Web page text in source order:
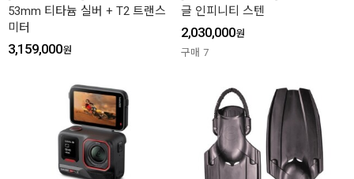
53mm 티타늄 실버 + T2 트랜스
미터
3,159,000원
글 인피니티 스텐
2,030,000원
구매 7